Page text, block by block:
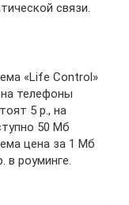
связи.
«Life Control»
телефоны
5 р., на
50 Мб
цена за 1 Мб
в роуминге.